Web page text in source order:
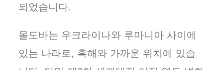
되었습니다.
몰도바는 우크라이나와 루마니아 사이에
있는 나라로, 흑해와 가까운 위치에 있습